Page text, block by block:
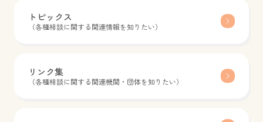
トピックス
（各種相談に関する関連情報を知りたい）
リンク集
（各種相談に関する関連機関・団体を知りたい）